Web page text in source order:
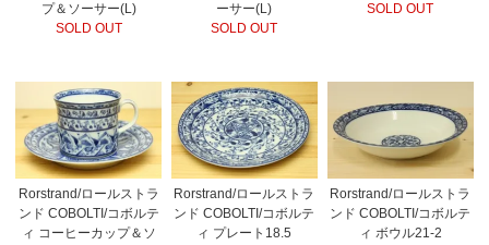
プ＆ソーサー(L)
SOLD OUT
ーサー(L)
SOLD OUT
SOLD OUT
Rorstrand/ロールストラ
ンド COBOLTI/コボルテ
ィ コーヒーカップ＆ソ
Rorstrand/ロールストラ
ンド COBOLTI/コボルテ
ィ プレート18.5
Rorstrand/ロールストラ
ンド COBOLTI/コボルテ
ィ ボウル21-2